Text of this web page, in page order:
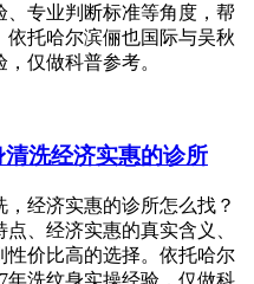
专业判断标准等角度，帮
托哈尔滨俪也国际与吴秋
仅做科普参考。
洗经济实惠的诊所
经济实惠的诊所怎么找？
、经济实惠的真实含义、
价比高的选择。依托哈尔
年洗纹身实操经验，仅做科